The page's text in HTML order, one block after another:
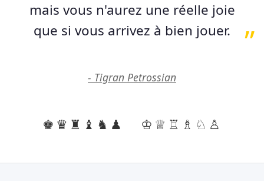
mais vous n'aurez une réelle joie
que si vous arrivez à bien jouer.
- Tigran Petrossian
♚♛♜♝♞♟ ♔♕♖♗♘♙